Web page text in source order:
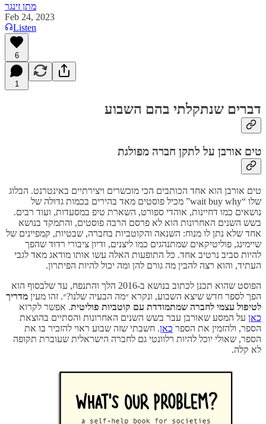
מתן זינגר
Feb 24, 2023
Listen
6
1
דברים שנתקלתי בהם השבוע
טים אורבן על לתקן חברה מפולגת
טים אורבן הוא אחד הכותבים הכי מוכשרים ויצירתיים באינטרנט. הבלוג
שלו “wait buy why” מכיל פוסטים מאד בהירים בכמות גדולה של
נושאים כמו דחיינות, אוהדי ספורט, השארת טיפ במסעדות, ועוד רבים.
בשש השנים האחרונות הוא לא פרסם הרבה פוסטים, והתמקד בנושא
אחד שלא נתן לו מנוח: השנאה והקוטביות בחברה, שבטיות, קמפיינים של
שיימינג, פוליטיקאים שמתנהגים כמו ליצנים, ודיון ציבורי רדוד שהפך
להיות סביב נרטיב אחד. כל התופעות האלה עשו אותו מודאג מאד לגבי
העתיד, והוא רצה להבין מה גורם להן ומה יכול להיות הפיתרון.
הפוסט שהוא תכנן לכתוב בנושא ב-2016 הלך והתנפח, עד שלבסוף הוא
הפך לספר חדש שיצא השבוע, ונקרא ״מה הבעיה שלנו?״. זהו מעין מדריך
לטיפול עצמי לחברה שמתמודדת עם קוטביות פוליטית. אפשר לקרוא
כאן על המסע שאורבן עבר בשש השנים האחרונות והסתיים בהוצאת
הספר, ולהזמין את הספר כאן. חשבתי שזה שבוע ראוי להזכיר בו את
הספר, שאולי יוכל להיות רלוונטי גם לחברה הישראלית שעוברת תקופה
לא קלה.